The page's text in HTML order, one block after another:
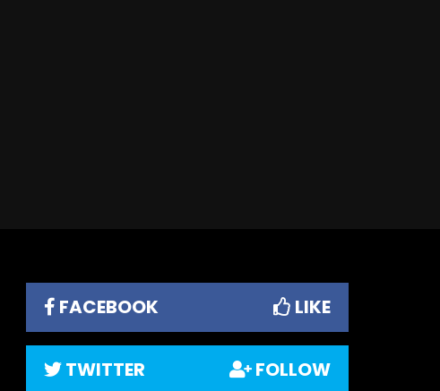
FACEBOOK LIKE
TWITTER FOLLOW